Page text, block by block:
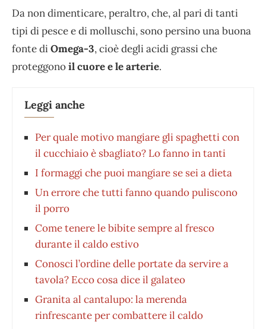
Da non dimenticare, peraltro, che, al pari di tanti
tipi di pesce e di molluschi, sono persino una buona
fonte diOmega-3, cioè degli acidi grassi che
proteggonoil cuore e le arterie.
Leggi anche
Per quale motivo mangiare gli spaghetti con
il cucchiaio è sbagliato? Lo fanno in tanti
I formaggi che puoi mangiare se sei a dieta
Un errore che tutti fanno quando puliscono
il porro
Come tenere le bibite sempre al fresco
durante il caldo estivo
Conosci l’ordine delle portate da servire a
tavola? Ecco cosa dice il galateo
Granita al cantalupo: la merenda
rinfrescante per combattere il caldo